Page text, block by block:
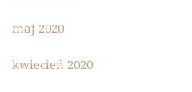
maj 2020
kwiecień 2020